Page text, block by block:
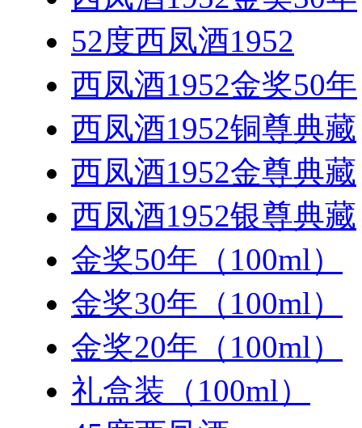
52度西凤酒1952
西凤酒1952金奖50年
西凤酒1952铜尊典藏
西凤酒1952金尊典藏
西凤酒1952银尊典藏
金奖50年（100ml）
金奖30年（100ml）
金奖20年（100ml）
礼盒装（100ml）